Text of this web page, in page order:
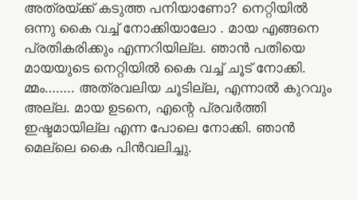
അത്രയ്ക്ക് കടുത്ത പനിയാണോ? നെറ്റിയിൽ
ഒന്നു കൈ വച്ച് നോക്കിയാലോ . മായ എങ്ങനെ
പ്രതികരിക്കും എന്നറിയില്ല. ഞാൻ പതിയെ
മായയുടെ നെറ്റിയിൽ കൈ വച്ച് ചൂട് നോക്കി.
മ്മം…….. അത്രവലിയ ചൂടില്ല, എന്നാൽ കുറവും
അല്ല. മായ ഉടനെ, എന്റെ പ്രവർത്തി
ഇഷ്ടമായില്ല എന്ന പോലെ നോക്കി. ഞാൻ
മെല്ലെ കൈ പിൻവലിച്ചു.